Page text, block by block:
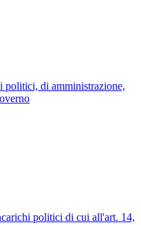
politici, di amministrazione,
politici di cui all'art. 14,